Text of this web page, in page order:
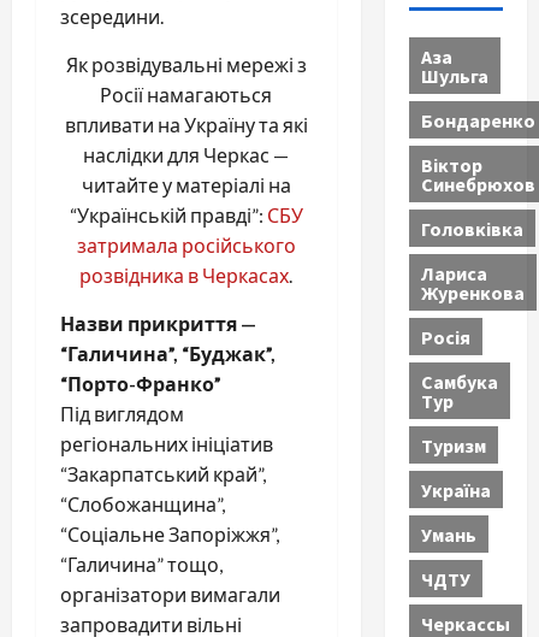
зсередини.
Як розвідувальні мережі з
Росії намагаються
впливати на Україну та які
наслідки для Черкас —
читайте у матеріалі на
“Українській правді”: СБУ
затримала російського
розвідника в Черкасах
Назви прикриття —
“Галичина”, “Буджак”,
“Порто-Франко”
Під виглядом
регіональних ініціатив
“Закарпатський край”,
“Слобожанщина”,
“Соціальне Запоріжжя”,
“Галичина” тощо,
організатори вимагали
запровадити вільні
Аза
Шульга
Бондаренко
Віктор
Синебрюхов
Головківка
Лариса
Журенкова
Росія
Самбука
Тур
Туризм
Україна
Умань
ЧДТУ
Черкассы